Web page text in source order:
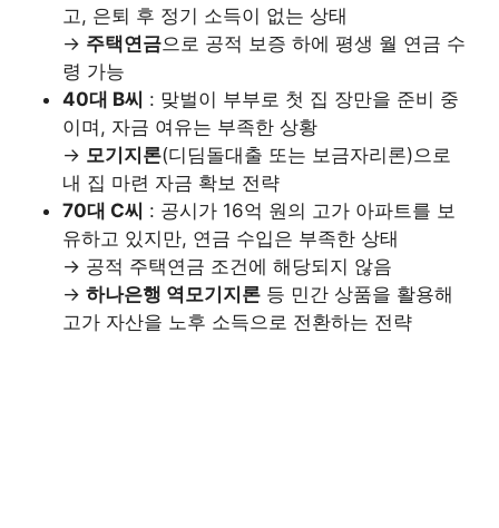
고, 은퇴 후 정기 소득이 없는 상태
→ 주택연금으로 공적 보증 하에 평생 월 연금 수
령 가능
40대 B씨 : 맞벌이 부부로 첫 집 장만을 준비 중
이며, 자금 여유는 부족한 상황
→ 모기지론(디딤돌대출 또는 보금자리론)으로
내 집 마련 자금 확보 전략
70대 C씨 : 공시가 16억 원의 고가 아파트를 보
유하고 있지만, 연금 수입은 부족한 상태
→ 공적 주택연금 조건에 해당되지 않음
→ 하나은행 역모기지론등 민간 상품을 활용해
고가 자산을 노후 소득으로 전환하는 전략